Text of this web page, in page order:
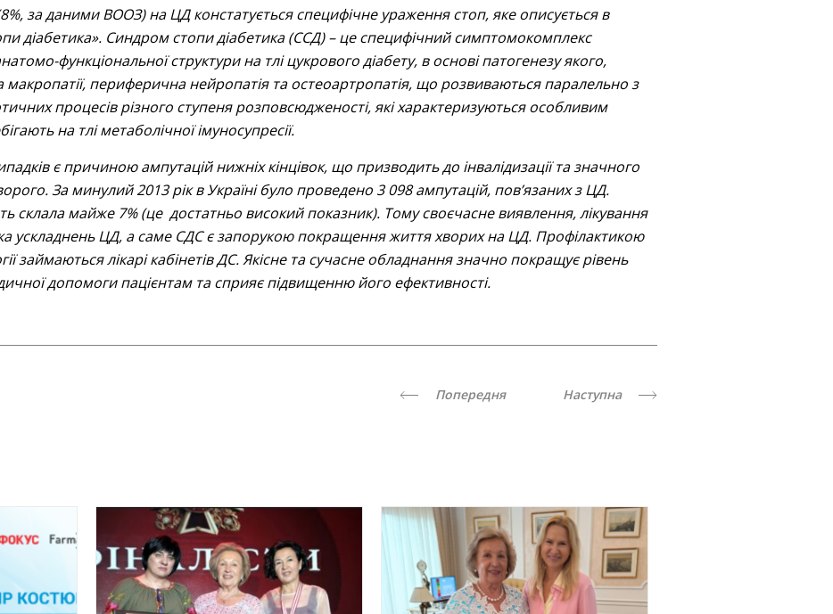
(8%, за даними ВООЗ) на ЦД констатується специфічне ураження стоп, яке описується в
діабетика». Синдром стопи діабетика (ССД) – це специфічний симптомокомплекс
функціональної структури на тлі цукрового діабету, в основі патогенезу якого,
макропатії, периферична нейропатія та остеоартропатія, що розвиваються паралельно з
процесів різного ступеня розповсюдженості, які характеризуються особливим
на тлі метаболічної імуносупресії.
є причиною ампутацій нижніх кінцівок, що призводить до інвалідизації та значного
За минулий 2013 рік в Україні було проведено 3 098 ампутацій, пов’язаних з ЦД.
склала майже 7% (це достатньо високий показник). Тому своєчасне виявлення, лікування
ускладнень ЦД, а саме СДС є запорукою покращення життя хворих на ЦД. Профілактикою
займаються лікарі кабінетів ДС. Якісне та сучасне обладнання значно покращує рівень
допомоги пацієнтам та сприяє підвищенню його ефективності.
Попередня Наступна